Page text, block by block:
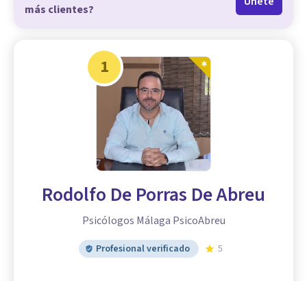
más clientes?
1
Rodolfo De Porras De Abreu
Psicólogos Málaga PsicoAbreu
Profesional verificado 5